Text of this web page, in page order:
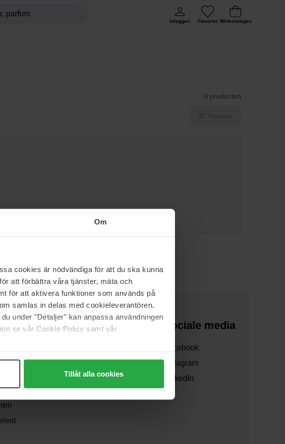
Om
cookies är nödvändiga för att du ska kunna
att förbättra våra tjänster, mäta och
för att aktivera funktioner som används på
samlas in delas med cookieleverantören.
under "Detaljer" kan anpassa användningen
se vår Cookie Policy samt vår
Tillåt alla cookies
Inloggen Favoriet Winkelwagen
0 producten
vragen
Over ons
Verzending
Sociale media
Facebook
Instagram
LinkedIn